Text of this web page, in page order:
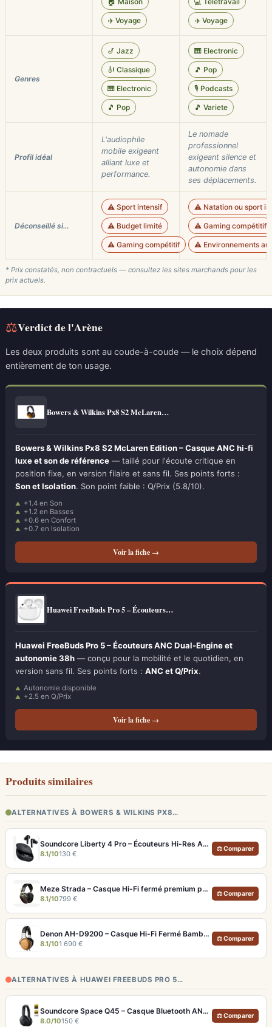
✈️ Voyage ✈️ Voyage
Genres
🎷 Jazz
🎻 Classique
🎹 Electronic
🎵 Pop
🎹 Electronic
🎵 Pop
🎙️ Podcasts
🎵 Variete
Profil idéal
L'audiophile
mobile exigeant
alliant luxe et
performance.
Le nomade
professionnel
exigeant silence et
autonomie dans
ses déplacements.
Déconseillé si…
⚠️ Sport intensif
⚠️ Budget limité
⚠️ Gaming compétitif
⚠️ Natation ou sport
⚠️ Gaming compétitif
⚠️ Environnements
* Prix constatés, non contractuels — consultez les sites marchands pour les
prix actuels.
⚖Verdict de l'Arène
Les deux produits sont au coude-à-coude — le choix dépend
entièrement de ton usage.
Bowers & Wilkins Px8 S2 McLaren…
Bowers & Wilkins Px8 S2 McLaren Edition – Casque ANC hi-fi
luxe et son de référence — taillé pour l'écoute critique en
position fixe, en version filaire et sans fil. Ses points forts :
Son et Isolation. Son point faible : Q/Prix (5.8/10).
+1.4 en Son
+1.2 en Basses
+0.6 en Confort
+0.7 en Isolation
Voir la fiche →
Huawei FreeBuds Pro 5 – Écouteurs…
Huawei FreeBuds Pro 5 – Écouteurs ANC Dual-Engine et
autonomie 38h — conçu pour la mobilité et le quotidien, en
version sans fil. Ses points forts : ANC et Q/Prix.
Autonomie disponible
+2.5 en Q/Prix
Voir la fiche →
Produits similaires
ALTERNATIVES À BOWERS & WILKINS PX8…
Soundcore Liberty 4 Pro – Écouteurs Hi-Res ANC 7 Capteurs et Fast Charge
8.1/10130 €
⚖ Comparer
Meze Strada – Casque Hi-Fi fermé premium pour écoute immersive
8.1/10799 €
⚖ Comparer
Denon AH-D9200 – Casque Hi-Fi Fermé Bambou FreeEdge Portable
8.1/101 690 €
⚖ Comparer
ALTERNATIVES À HUAWEI FREEBUDS PRO 5…
Soundcore Space Q45 – Casque Bluetooth ANC 50h d'autonomie et LDAC Hi-Res
8.0/10150 €
⚖ Comparer